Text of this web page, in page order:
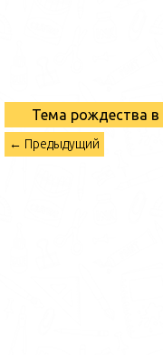
Тема рождества в
← Предыдущий